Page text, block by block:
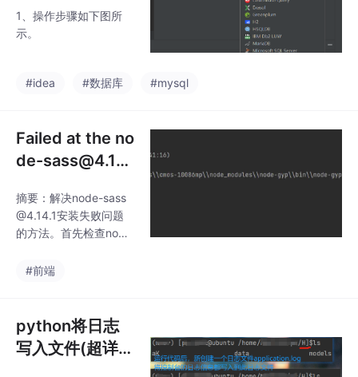
中做版本管理，需要。
项目上传到本地仓库，
库后， 任务栏 VCS变
可视化窗口查看
数据库中的数
1、操作步骤如下图所
示。
#idea #数据库 #mysql
Failed at the no
de-sass@4.14.
ript(超简单解
决)
摘要：解决node-sass
@4.14.1安装失败问题
的方法。首先检查node
匹配，建议使用nvm管
e-sass；2）清除npm
缓存；3）通过npm ins
tall node-sass@4.14.1
#前端
python将日志
写入文件(超详